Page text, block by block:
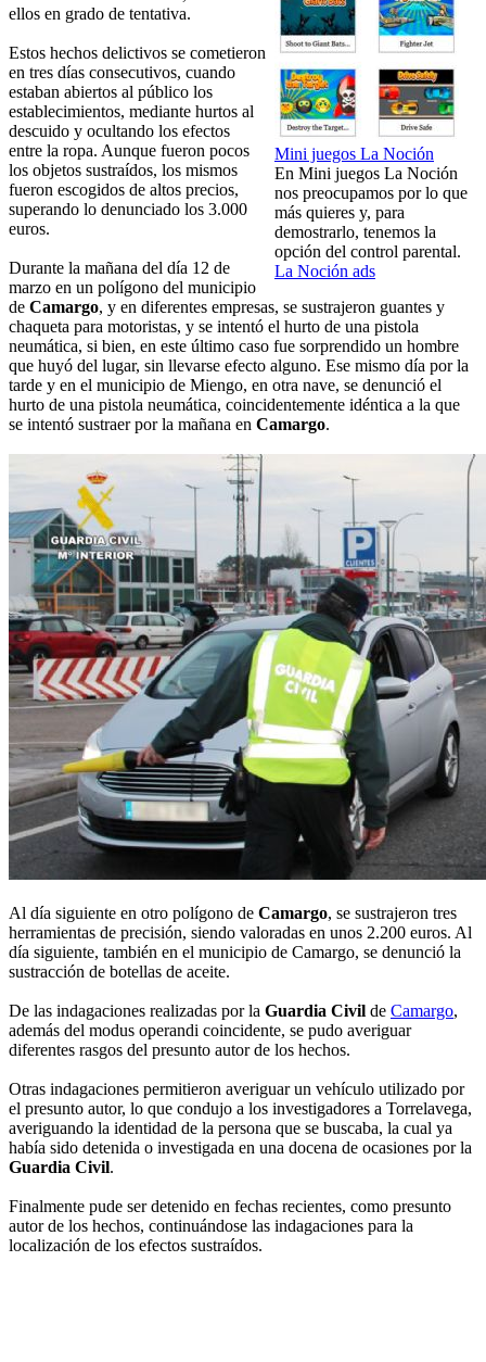
Mini juegos La Noción
En Mini juegos La Noción
nos preocupamos por lo que
más quieres y, para
demostrarlo, tenemos la
opción del control parental.
La Noción ads
ellos en grado de tentativa.
Estos hechos delictivos se cometieron
en tres días consecutivos, cuando
estaban abiertos al público los
establecimientos, mediante hurtos al
descuido y ocultando los efectos
entre la ropa. Aunque fueron pocos
los objetos sustraídos, los mismos
fueron escogidos de altos precios,
superando lo denunciado los 3.000
euros.
Durante la mañana del día 12 de
marzo en un polígono del municipio
de Camargo, y en diferentes empresas, se sustrajeron guantes y
chaqueta para motoristas, y se intentó el hurto de una pistola
neumática, si bien, en este último caso fue sorprendido un hombre
que huyó del lugar, sin llevarse efecto alguno. Ese mismo día por la
tarde y en el municipio de Miengo, en otra nave, se denunció el
hurto de una pistola neumática, coincidentemente idéntica a la que
se intentó sustraer por la mañana en Camargo.
Al día siguiente en otro polígono de Camargo, se sustrajeron tres
herramientas de precisión, siendo valoradas en unos 2.200 euros. Al
día siguiente, también en el municipio de Camargo, se denunció la
sustracción de botellas de aceite.
De las indagaciones realizadas por la Guardia Civil de Camargo,
además del modus operandi coincidente, se pudo averiguar
diferentes rasgos del presunto autor de los hechos.
Otras indagaciones permitieron averiguar un vehículo utilizado por
el presunto autor, lo que condujo a los investigadores a Torrelavega,
averiguando la identidad de la persona que se buscaba, la cual ya
había sido detenida o investigada en una docena de ocasiones por la
Guardia Civil.
Finalmente pude ser detenido en fechas recientes, como presunto
autor de los hechos, continuándose las indagaciones para la
localización de los efectos sustraídos.